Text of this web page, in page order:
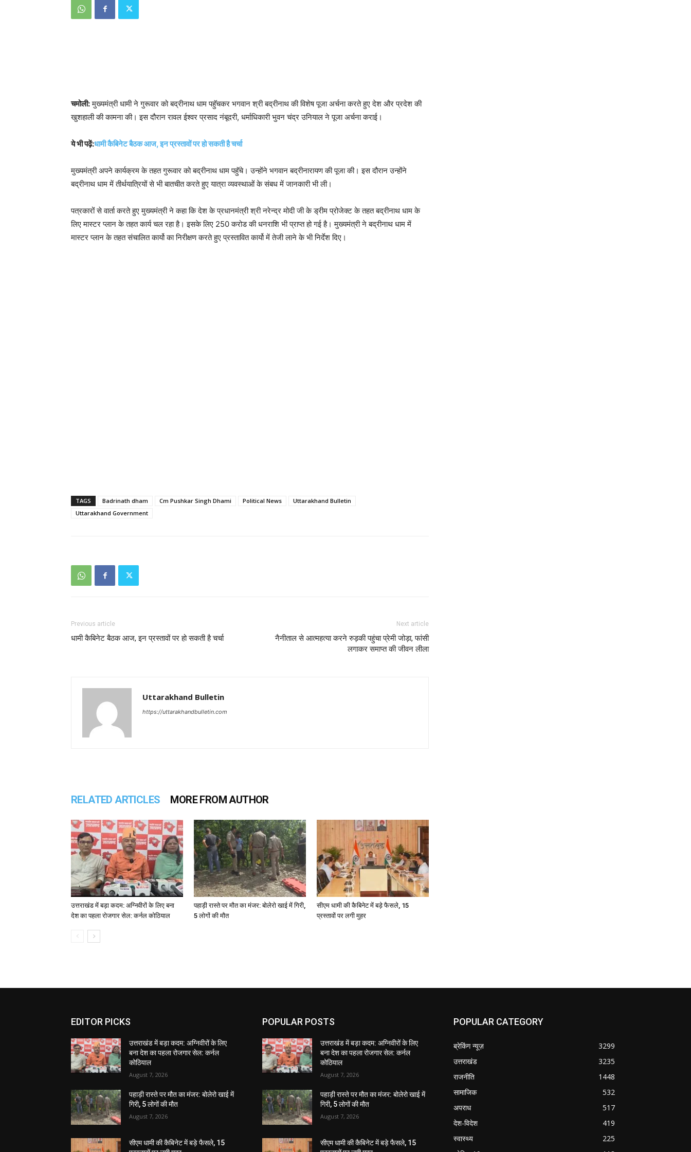
चमोली:मुख्यमंत्री धामी ने गुरूवार को बद्रीनाथ धाम पहुॅचकर भगवान श्री बद्रीनाथ की विशेष पूजा अर्चना करते हुए देश और प्रदेश की
खुशहाली की कामना की। इस दौरान रावल ईश्वर प्रसाद नंबूदरी, धर्माधिकारी भुवन चंद्र उनियाल ने पूजा अर्चना कराई।
ये भी पढ़ें:धामी कैबिनेट बैठक आज, इन प्रस्तावों पर हो सकती है चर्चा
मुख्यमंत्री अपने कार्यक्रम के तहत गुरूवार को बद्रीनाथ धाम पहुॅचे। उन्होंने भगवान बद्रीनारायण की पूजा की। इस दौरान उन्होंने
बद्रीनाथ धाम में तीर्थयात्रियों से भी बातचीत करते हुए यात्रा व्यवस्थाओं के संबध में जानकारी भी ली।
पत्रकारों से वार्ता करते हुए मुख्यमंत्री ने कहा कि देश के प्रधानमंत्री श्री नरेन्द्र मोदी जी के ड्रीम प्रोजेक्ट के तहत बद्रीनाथ धाम के
लिए मास्टर प्लान के तहत कार्य चल रहा है। इसके लिए 250 करोड की धनराशि भी प्राप्त हो गई है। मुख्यमंत्री ने बद्रीनाथ धाम में
मास्टर प्लान के तहत संचालित कार्यो का निरीक्षण करते हुए प्रस्तावित कार्यो में तेजी लाने के भी निर्देश दिए।
TAGS Badrinath dham Cm Pushkar Singh Dhami Political News
Uttarakhand Bulletin
Uttarakhand Government
Previous article
धामी कैबिनेट बैठक आज, इन प्रस्तावों पर हो सकती है चर्चा
Next article
नैनीताल से आत्महत्या करने रुड़की पहुंचा प्रेमी जोड़ा, फांसी
लगाकर समाप्त की जीवन लीला
Uttarakhand Bulletin
https://uttarakhandbulletin.com
RELATED ARTICLES MORE FROM AUTHOR
उत्तराखंड में बड़ा कदम: अग्निवीरों के लिए बना
देश का पहला रोजगार सेल: कर्नल कोठियाल
पहाड़ी रास्ते पर मौत का मंजर: बोलेरो खाई में गिरी,
5 लोगों की मौत
सीएम धामी की कैबिनेट में बड़े फैसले, 15
प्रस्तावों पर लगी मुहर
EDITOR PICKS
उत्तराखंड में बड़ा कदम: अग्निवीरों के लिए
बना देश का पहला रोजगार सेल: कर्नल
कोठियाल
August 7, 2026
पहाड़ी रास्ते पर मौत का मंजर: बोलेरो खाई में
गिरी, 5 लोगों की मौत
August 7, 2026
सीएम धामी की कैबिनेट में बड़े फैसले, 15
POPULAR POSTS
उत्तराखंड में बड़ा कदम: अग्निवीरों के लिए
बना देश का पहला रोजगार सेल: कर्नल
कोठियाल
August 7, 2026
पहाड़ी रास्ते पर मौत का मंजर: बोलेरो खाई में
गिरी, 5 लोगों की मौत
August 7, 2026
सीएम धामी की कैबिनेट में बड़े फैसले, 15
POPULAR CATEGORY
ब्रेकिंग न्यूज़
3299
उत्तराखंड
3235
राजनीति
1448
सामाजिक
532
अपराध
517
देश-विदेश
419
स्वास्थ्य
225